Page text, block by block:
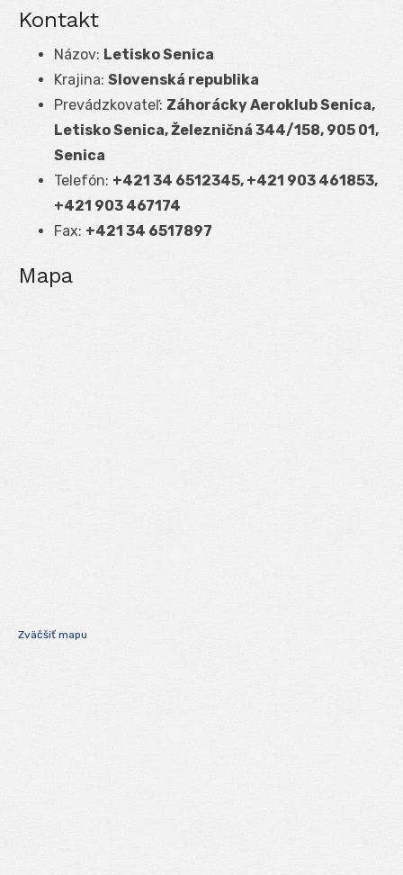
Kontakt
Názov: Letisko Senica
Krajina: Slovenská republika
Prevádzkovateľ: Záhorácky Aeroklub Senica,
Letisko Senica, Železničná 344/158, 905 01,
Senica
Telefón: +421 34 6512345, +421 903 461853,
+421 903 467174
Fax: +421 34 6517897
Mapa
Zväčšiť mapu